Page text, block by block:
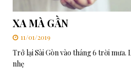
XA MÀ GẦN
11/01/2019
Trở lại Sài Gòn vào tháng 6 trời mưa.
nhẹ